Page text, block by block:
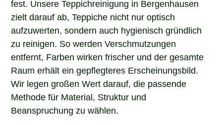
fest. Unsere Teppichreinigung in Bergenhausen
zielt darauf ab, Teppiche nicht nur optisch
aufzuwerten, sondern auch hygienisch gründlich
zu reinigen. So werden Verschmutzungen
entfernt, Farben wirken frischer und der gesamte
Raum erhält ein gepflegteres Erscheinungsbild.
Wir legen großen Wert darauf, die passende
Methode für Material, Struktur und
Beanspruchung zu wählen.